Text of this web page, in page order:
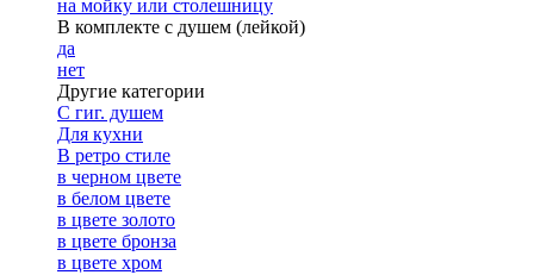
на мойку или столешницу
В комплекте с душем (лейкой)
да
нет
Другие категории
С гиг. душем
Для кухни
В ретро стиле
в черном цвете
в белом цвете
в цвете золото
в цвете бронза
в цвете хром